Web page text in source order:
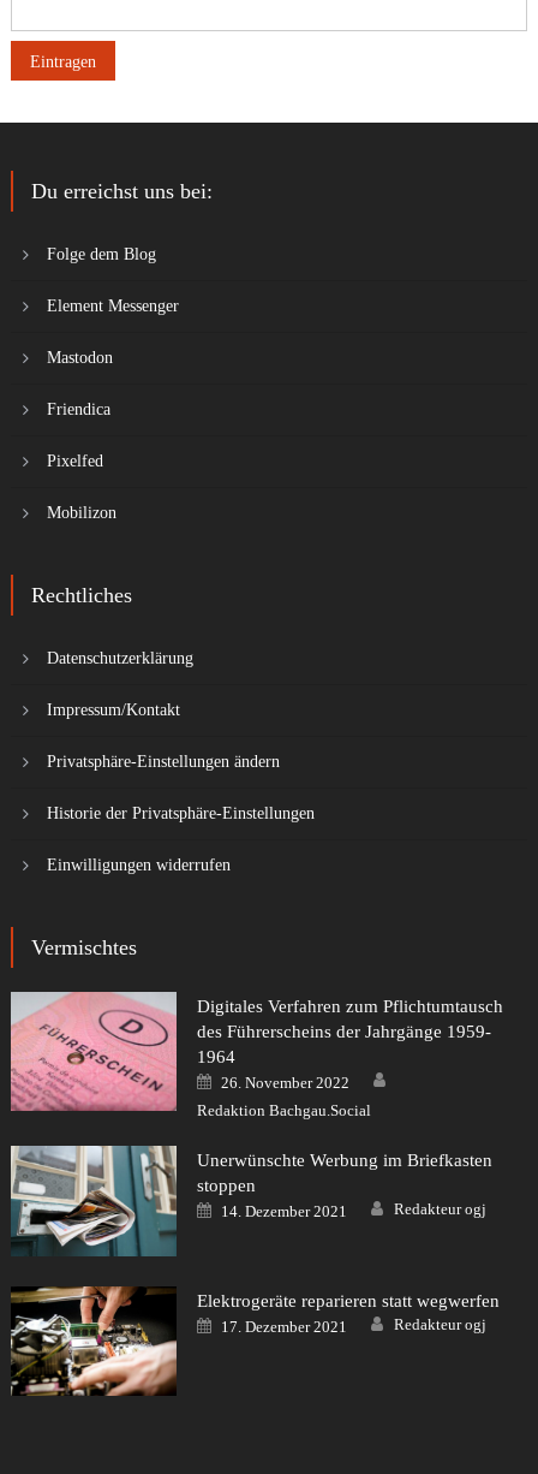
Du erreichst uns bei:
Folge dem Blog
Element Messenger
Mastodon
Friendica
Pixelfed
Mobilizon
Rechtliches
Datenschutzerklärung
Impressum/Kontakt
Privatsphäre-Einstellungen ändern
Historie der Privatsphäre-Einstellungen
Einwilligungen widerrufen
Vermischtes
Digitales Verfahren zum Pflichtumtausch
des Führerscheins der Jahrgänge 1959-
1964
Posted
on
26. November 2022
Redaktion Bachgau.Social
Unerwünschte Werbung im Briefkasten
stoppen
Posted
on
14. Dezember 2021 Author
Redakteur ogj
Elektrogeräte reparieren statt wegwerfen
Posted
on
17. Dezember 2021 Author
Redakteur ogj